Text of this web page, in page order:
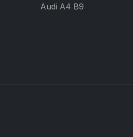
Audi A4 B9